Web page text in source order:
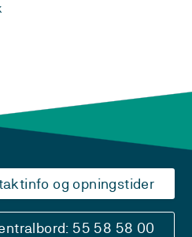
og opningstider
55 58 58 00